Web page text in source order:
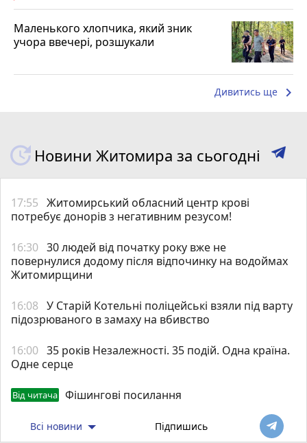
Маленького хлопчика, який зник
учора ввечері, розшукали
Дивитись ще keyboard_arrow_right
Новини Житомира за сьогодні
17:55 Житомирський обласний центр крові
потребує донорів з негативним резусом!
16:30 30 людей від початку року вже не
повернулися додому після відпочинку на водоймах
Житомирщини
16:08 У Старій Котельні поліцейські взяли під варту
підозрюваного в замаху на вбивство
16:00 35 років Незалежності. 35 подій. Одна країна.
Одне серце
Від читача Фішингові посилання
Всі новини Підпишись